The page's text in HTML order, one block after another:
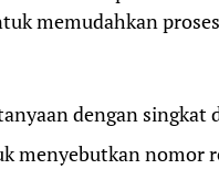
memudahkan
dengan singkat
menyebutkan nomor